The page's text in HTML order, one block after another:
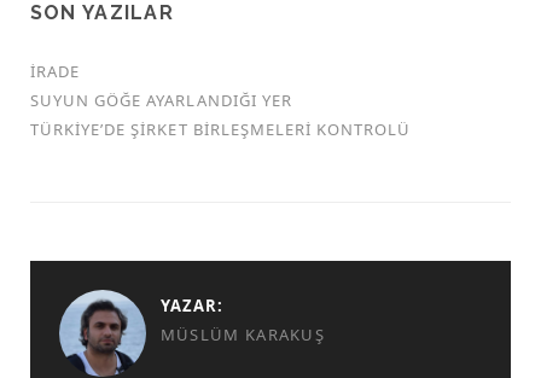
SON YAZILAR
İRADE
SUYUN GÖĞE AYARLANDIĞI YER
TÜRKİYE’DE ŞİRKET BİRLEŞMELERİ KONTROLÜ
YAZAR:
MÜSLÜM KARAKUŞ